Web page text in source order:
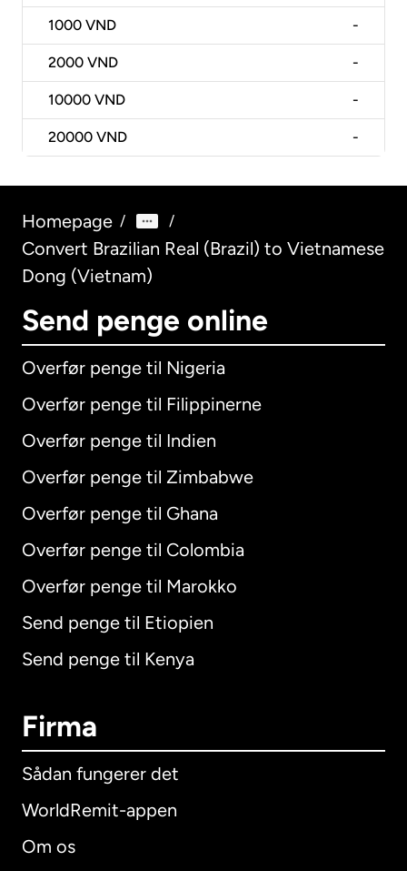
1000 VND -
2000 VND -
10000 VND -
20000 VND -
Homepage / /
Convert Brazilian Real (Brazil) to Vietnamese
Dong (Vietnam)
Send penge online
Overfør penge til Nigeria
Overfør penge til Filippinerne
Overfør penge til Indien
Overfør penge til Zimbabwe
Overfør penge til Ghana
Overfør penge til Colombia
Overfør penge til Marokko
Send penge til Etiopien
Send penge til Kenya
Firma
Sådan fungerer det
WorldRemit-appen
Om os